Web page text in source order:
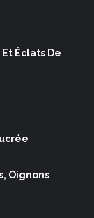
Éclats De
Oignons